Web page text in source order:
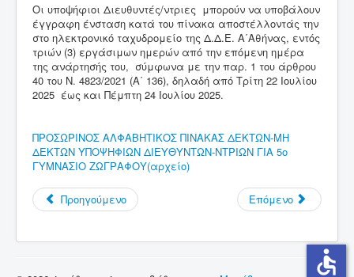
Οι υποψήφιοι Διευθυντές/ντριες μπορούν να υποβάλουν
έγγραφη ένσταση κατά του πίνακα αποστέλλοντάς την
στο ηλεκτρονικό ταχυδρομείο της Δ.Δ.Ε. Α΄Αθήνας, εντός
τριών (3) εργάσιμων ημερών από την επόμενη ημέρα
της ανάρτησής του, σύμφωνα με την παρ. 1 του άρθρου
40 του Ν. 4823/2021 (Α΄ 136), δηλαδή από Τρίτη 22 Ιουλίου
2025 έως και Πέμπτη 24 Ιουλίου 2025.
ΠΡΟΣΩΡΙΝΟΣ ΑΛΦΑΒΗΤΙΚΟΣ ΠΙΝΑΚΑΣ ΔΕΚΤΩΝ-ΜΗ
ΔΕΚΤΩΝ ΥΠΟΨΗΦΙΩΝ ΔΙΕΥΘΥΝΤΩΝ-ΝΤΡΙΩΝ ΓΙΑ 5ο
ΓΥΜΝΑΣΙΟ ΖΩΓΡΑΦΟΥ(αρχείο)
Προηγούμενο Επόμενο
accessible